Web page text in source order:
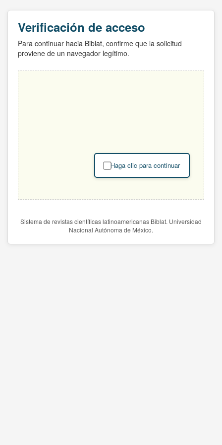
Verificación de acceso
Para continuar hacia Biblat, confirme que la solicitud
proviene de un navegador legítimo.
Haga clic para continuar
Sistema de revistas científicas latinoamericanas Biblat. Universidad
Nacional Autónoma de México.